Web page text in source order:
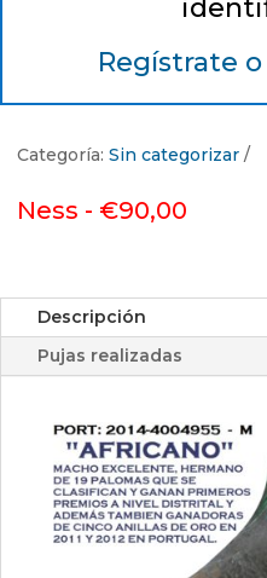
Regístrate
Categoría: Sin categorizar
Ness - €90,00
Descripción
Pujas realizadas